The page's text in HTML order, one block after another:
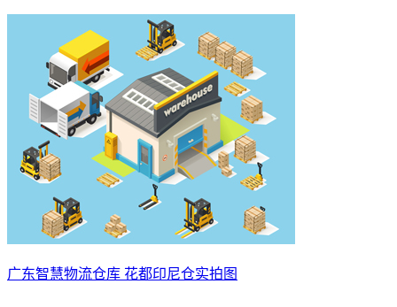
广东智慧物流仓库 花都印尼仓实拍图